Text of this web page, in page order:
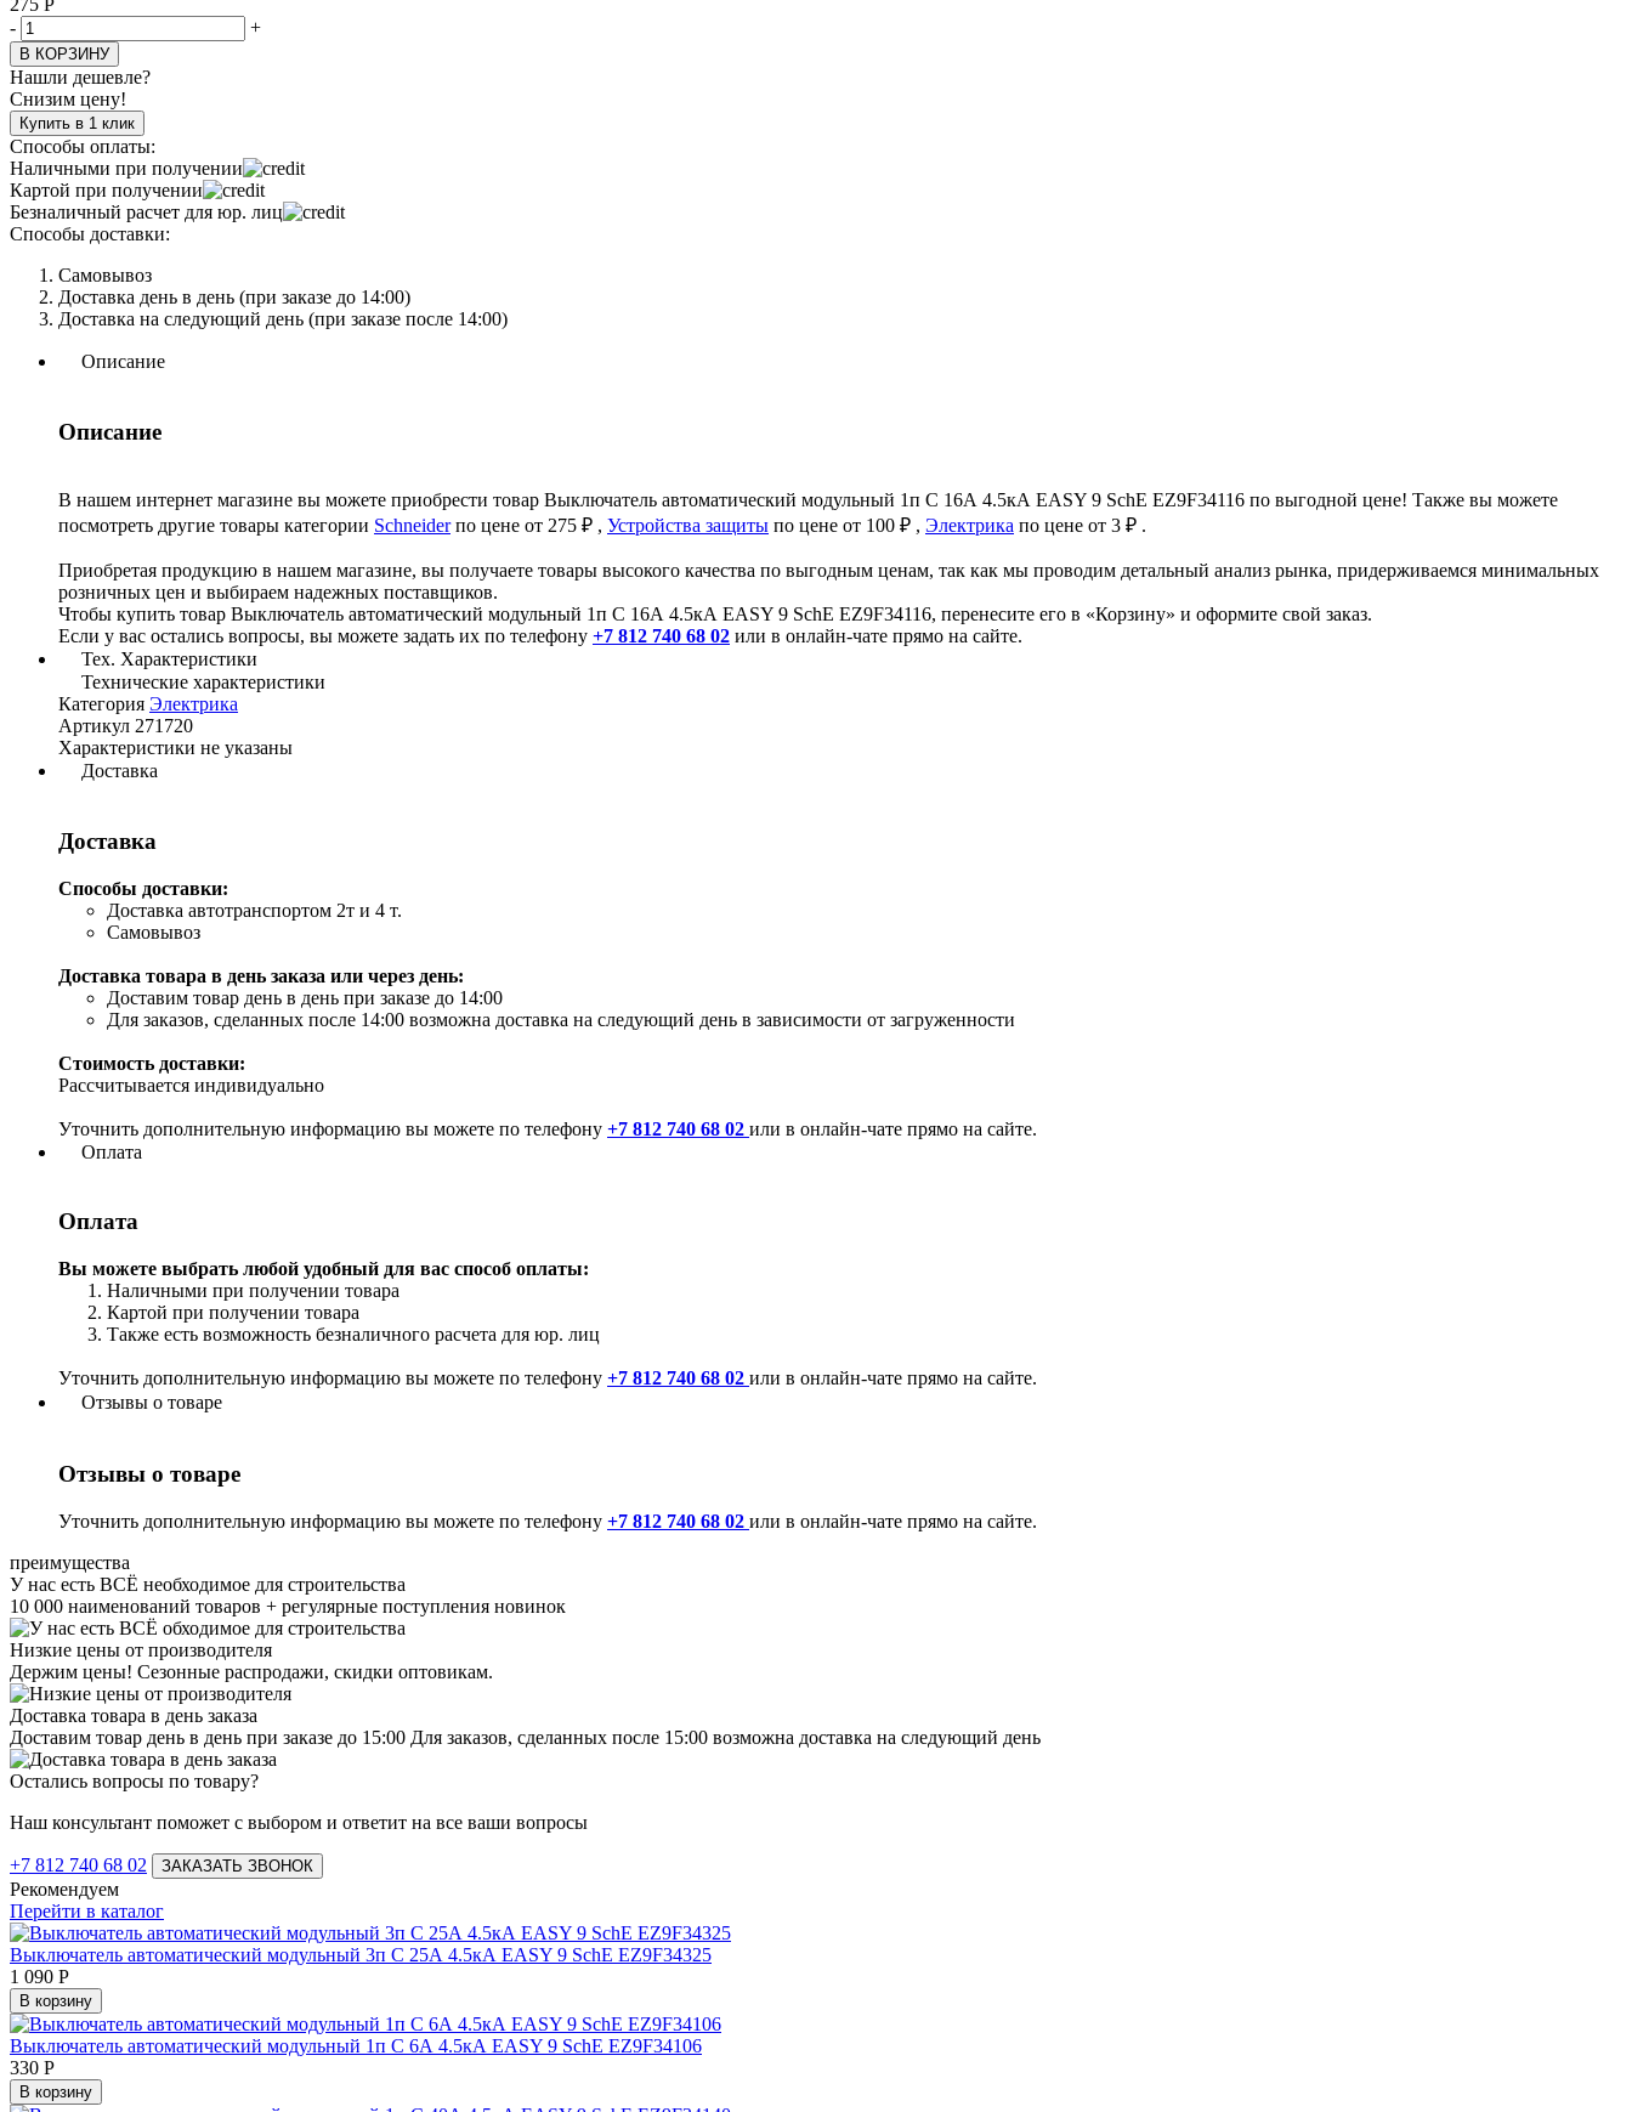
-
+
В КОРЗИНУ
Нашли дешевле?
Снизим цену!
Купить в 1 клик
Способы оплаты:
Наличными при получении
Картой при получении
Безналичный расчет для юр. лиц
Способы доставки:
Самовывоз
Доставка день в день (при заказе до 14:00)
Доставка на следующий день (при заказе после 14:00)
Описание
Описание
В нашем интернет магазине вы можете приобрести товар Выключатель автоматический модульный 1п C 16А 4.5кА EASY 9 SchE EZ9F34116 по выгодной цене! Также вы можете
посмотреть другие товары категории Schneiderпо цене от 275 ₽ , Устройства защиты по цене от 100 ₽ , Электрика по цене от 3 ₽ .
Приобретая продукцию в нашем магазине, вы получаете товары высокого качества по выгодным ценам, так как мы проводим детальный анализ рынка, придерживаемся минимальных
розничных цен и выбираем надежных поставщиков.
Чтобы купить товар Выключатель автоматический модульный 1п C 16А 4.5кА EASY 9 SchE EZ9F34116, перенесите его в «Корзину» и оформите свой заказ.
Если у вас остались вопросы, вы можете задать их по телефону +7 812 740 68 02 или в онлайн-чате прямо на сайте.
Тех. Характеристики
Технические характеристики
Категория Электрика
Артикул 271720
Характеристики не указаны
Доставка
Доставка
Способы доставки:
Доставка автотранспортом 2т и 4 т.
Самовывоз
Доставка товара в день заказа или через день:
Доставим товар день в день при заказе до 14:00
Для заказов, сделанных после 14:00 возможна доставка на следующий день в зависимости от загруженности
Стоимость доставки:
Рассчитывается индивидуально
Уточнить дополнительную информацию вы можете по телефону +7 812 740 68 02 или в онлайн-чате прямо на сайте.
Оплата
Оплата
Вы можете выбрать любой удобный для вас способ оплаты:
Наличными при получении товара
Картой при получении товара
Также есть возможность безналичного расчета для юр. лиц
Уточнить дополнительную информацию вы можете по телефону +7 812 740 68 02 или в онлайн-чате прямо на сайте.
Отзывы о товаре
Отзывы о товаре
Уточнить дополнительную информацию вы можете по телефону +7 812 740 68 02 или в онлайн-чате прямо на сайте.
преимущества
У нас есть ВСЁ необходимое для строительства
10 000 наименований товаров + регулярные поступления новинок
Низкие цены от производителя
Держим цены! Сезонные распродажи, скидки оптовикам.
Доставка товара в день заказа
Доставим товар день в день при заказе до 15:00 Для заказов, сделанных после 15:00 возможна доставка на следующий день
Остались вопросы по товару?
Наш консультант поможет с выбором и ответит на все ваши вопросы
+7 812 740 68 02 ЗАКАЗАТЬ ЗВОНОК
Рекомендуем
Перейти в каталог
Выключатель автоматический модульный 3п C 25А 4.5кА EASY 9 SchE EZ9F34325
1 090 Р
В корзину
Выключатель автоматический модульный 1п C 6А 4.5кА EASY 9 SchE EZ9F34106
330 Р
В корзину